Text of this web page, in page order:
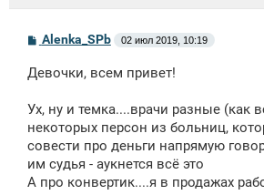
С
о
б
н
и
Alenka_SPb 02 июл 2019, 10:19
Девочки, всем привет!
Ух, ну и темка....врачи разные (как
некоторых персон из больниц,
совести про деньги напрямую
им судья - аукнется всё это
А про конвертик....я в продажах